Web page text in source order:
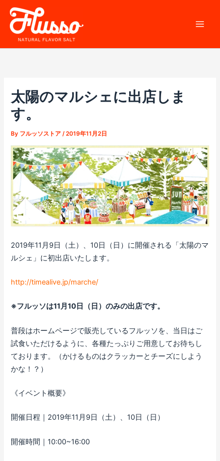
太陽のマルシェに出店しま
す。
By フルッソストア/2019年11月2日
2019年11月9日（土）、10日（日）に開催される「太陽のマ
ルシェ」に初出店いたします。
http://timealive.jp/marche/
※フルッソは11月10日（日）のみの出店です。
普段はホームページで販売しているフルッソを、当日はご
試食いただけるように、各種たっぷりご用意してお待ちし
ております。（かけるものはクラッカーとチーズにしよう
かな！？）
《イベント概要》
開催日程｜2019年11月9日（土）、10日（日）
開催時間｜10:00~16:00